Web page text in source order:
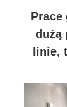
Prace
dużą
linie,